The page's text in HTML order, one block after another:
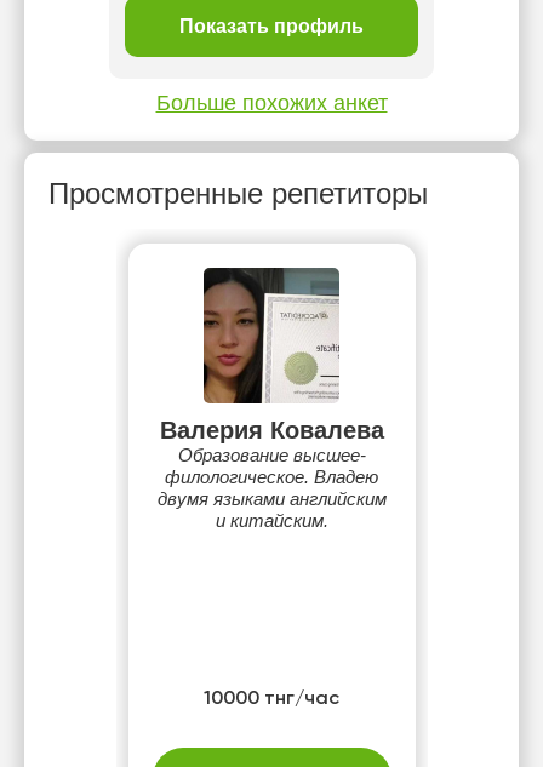
Показать профиль
Больше похожих анкет
Просмотренные репетиторы
Валерия Ковалева
Образование высшее-
филологическое. Владею
двумя языками английским
и китайским.
10000 тнг/час